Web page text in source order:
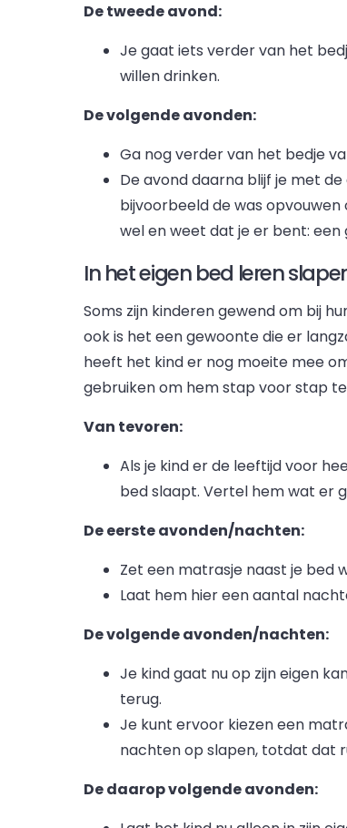
De tweede avond:
Je gaat iets verder van het
willen drinken.
De volgende avonden:
Ga nog verder van het bedje
De avond daarna blijf je met
bijvoorbeeld de was
wel en weet dat je er bent:
In het eigen bed leren
Soms zijn kinderen gewend om bij
ook is het een gewoonte die er
heeft het kind er nog moeite mee
gebruiken om hem stap voor stap
Van tevoren:
Als je kind er de leeftijd voor
bed slaapt. Vertel hem wat er
De eerste avonden/nachten:
Zet een matrasje naast je bed
Laat hem hier een aantal
De volgende avonden/nachten:
Je kind gaat nu op zijn eigen
terug.
Je kunt ervoor kiezen een
nachten op slapen, totdat dat
De daarop volgende avonden: